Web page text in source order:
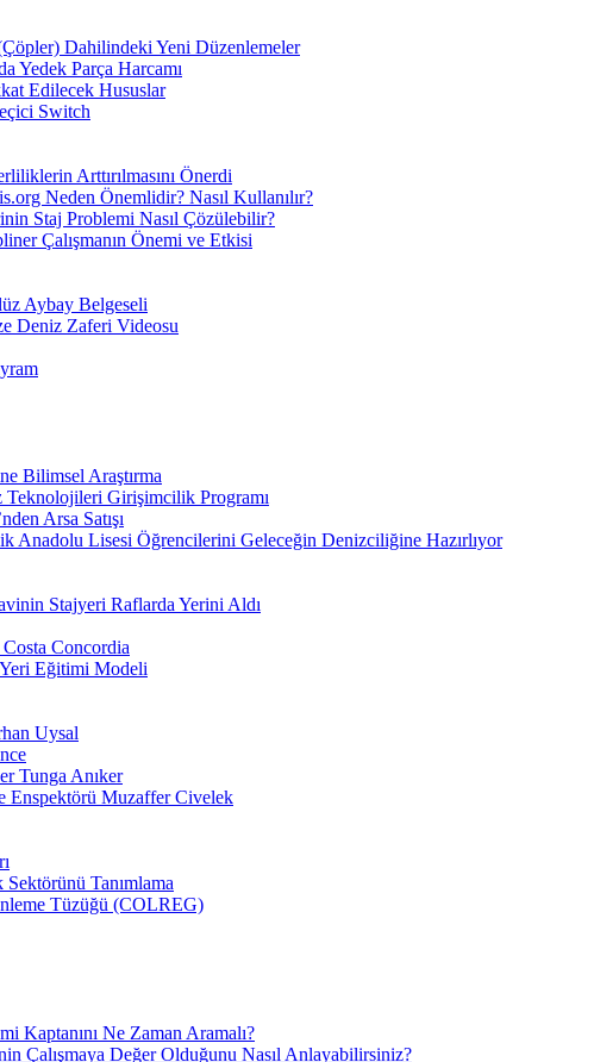
Dahilindeki Yeni Düzenlemeler
Yedek Parça Harcamı
Edilecek Hususlar
Switch
Arttırılmasını Önerdi
Neden Önemlidir? Nasıl Kullanılır?
Staj Problemi Nasıl Çözülebilir?
Çalışmanın Önemi ve Etkisi
Aybay Belgeseli
Deniz Zaferi Videosu
Bilimsel Araştırma
Girişimcilik Programı
Arsa Satışı
Anadolu Lisesi Öğrencilerini Geleceğin Denizciliğine Hazırlıyor
Stajyeri Raflarda Yerini Aldı
Concordia
Eğitimi Modeli
Uysal
Tunga Anıker
Enspektörü Muzaffer Civelek
Tanımlama
Tüzüğü (COLREG)
Kaptanını Ne Zaman Aramalı?
Çalışmaya Değer Olduğunu Nasıl Anlayabilirsiniz?